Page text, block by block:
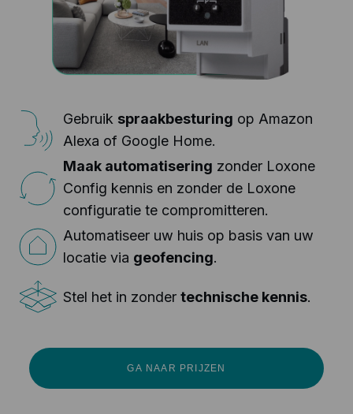
Gebruik spraakbesturing op Amazon
Alexa of Google Home.
Maak automatisering zonder Loxone
Config kennis en zonder de Loxone
configuratie te compromitteren.
Automatiseer uw huis op basis van uw
locatie via geofencing.
Stel het in zonder technische kennis.
GA NAAR PRIJZEN